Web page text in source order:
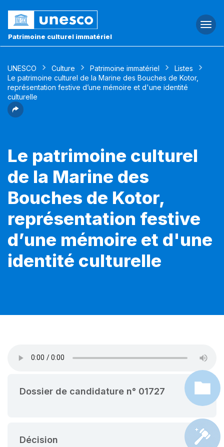
Patrimoine culturel immatériel
UNESCO Culture Patrimoine immatériel
Listes
Le patrimoine culturel de la Marine des Bouches de Kotor,
représentation festive d’une mémoire et d'une identité
culturelle
Le patrimoine culturel
de la Marine des
Bouches de Kotor,
représentation festive
d’une mémoire et d'une
identité culturelle
Dossier de candidature n° 01727
Décision